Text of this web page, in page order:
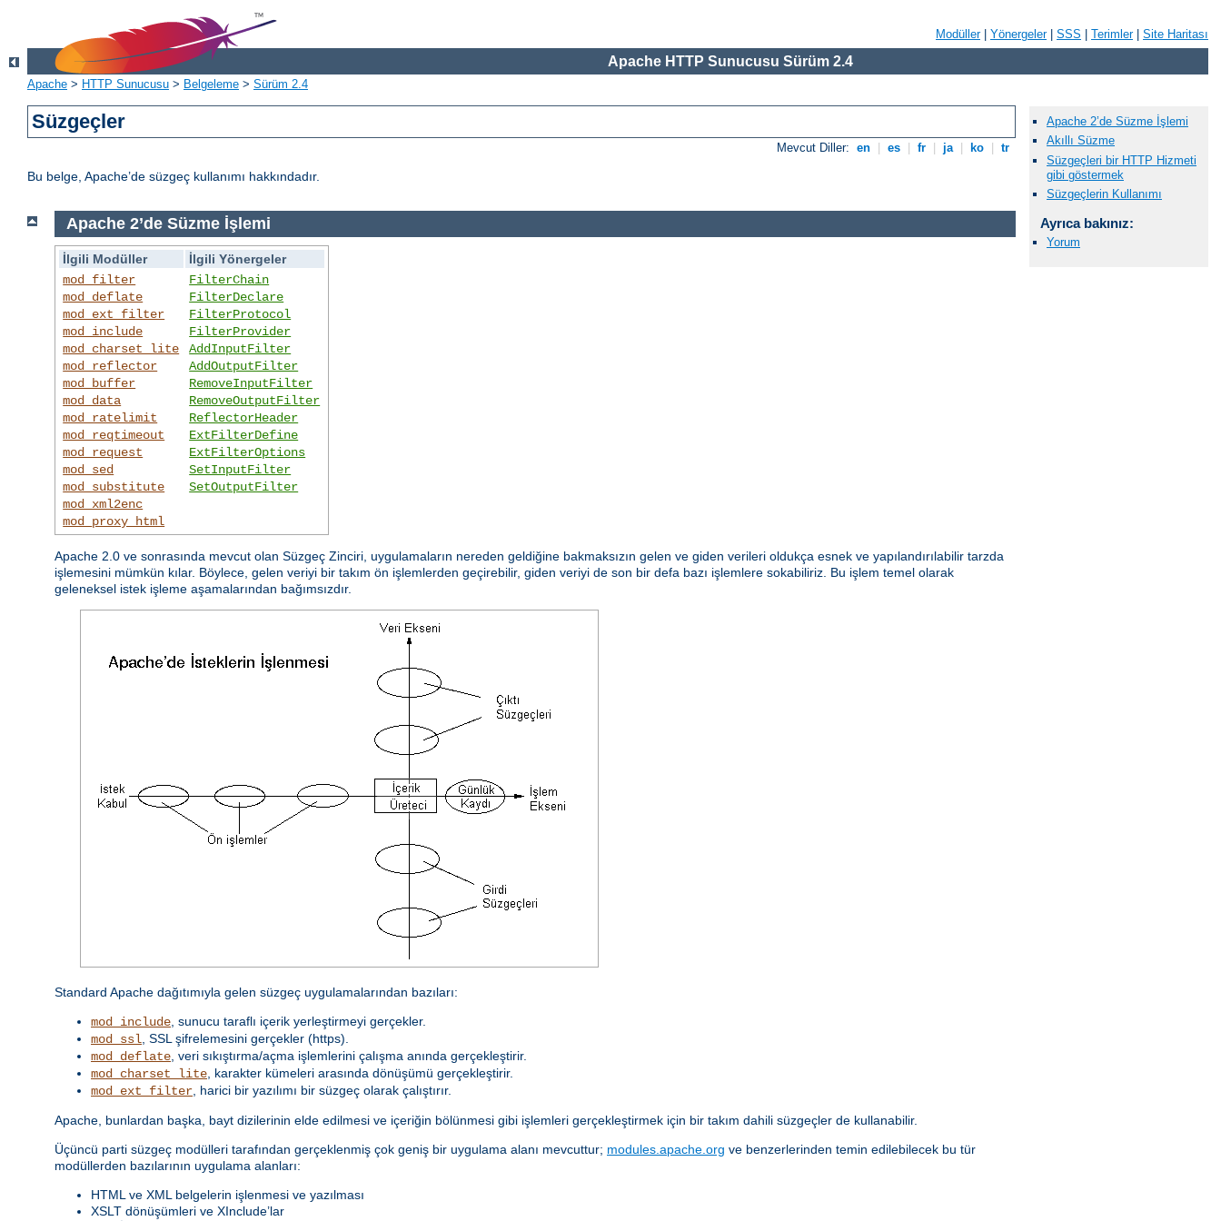
Modüller| Yönergeler| SSS Terimler| Site Haritası
Apache HTTP Sunucusu Sürüm 2.4
Apache > HTTP Sunucusu > Belgeleme > Sürüm 2.4
Süzgeçler
Mevcut Diller: en es fr ja ko tr
Bu belge, Apache’de süzgeç kullanımı hakkındadır.
Apache 2’de Süzme İşlemi
Akıllı Süzme
Süzgeçleri bir HTTP Hizmeti
gibi göstermek
Süzgeçlerin Kullanımı
Ayrıca bakınız:
Yorum
Apache 2’de Süzme İşlemi
İlgili Modüller
İlgili Yönergeler
mod_filter
mod_deflate
mod_ext_filter
mod_include
mod_charset_lite
mod_reflector
mod_buffer
mod_data
mod_ratelimit
mod_reqtimeout
mod_request
mod_sed
mod_substitute
mod_xml2enc
mod_proxy_html
FilterChain
FilterDeclare
FilterProtocol
FilterProvider
AddInputFilter
AddOutputFilter
RemoveInputFilter
RemoveOutputFilter
ReflectorHeader
ExtFilterDefine
ExtFilterOptions
SetInputFilter
SetOutputFilter
Apache 2.0 ve sonrasında mevcut olan Süzgeç Zinciri, uygulamaların nereden geldiğine bakmaksızın gelen ve giden verileri oldukça esnek ve yapılandırılabilir tarzda
işlemesini mümkün kılar. Böylece, gelen veriyi bir takım ön işlemlerden geçirebilir, giden veriyi de son bir defa bazı işlemlere sokabiliriz. Bu işlem temel olarak
geleneksel istek işleme aşamalarından bağımsızdır.
Standard Apache dağıtımıyla gelen süzgeç uygulamalarından bazıları:
mod_include , sunucu taraflı içerik yerleştirmeyi gerçekler.
mod_ssl , SSL şifrelemesini gerçekler (https).
mod_deflate , veri sıkıştırma/açma işlemlerini çalışma anında gerçekleştirir.
mod_charset_lite , karakter kümeleri arasında dönüşümü gerçekleştirir.
mod_ext_filter , harici bir yazılımı bir süzgeç olarak çalıştırır.
Apache, bunlardan başka, bayt dizilerinin elde edilmesi ve içeriğin bölünmesi gibi işlemleri gerçekleştirmek için bir takım dahili süzgeçler de kullanabilir.
Üçüncü parti süzgeç modülleri tarafından gerçeklenmiş çok geniş bir uygulama alanı mevcuttur; modules.apache.org ve benzerlerinden temin edilebilecek bu tür
modüllerden bazılarının uygulama alanları:
HTML ve XML belgelerin işlenmesi ve yazılması
XSLT dönüşümleri ve XInclude’lar